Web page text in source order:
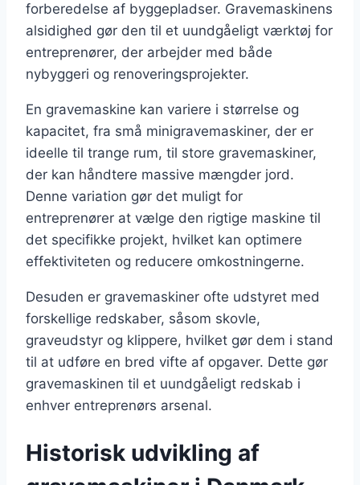
forberedelse af byggepladser. Gravemaskinens
alsidighed gør den til et uundgåeligt værktøj for
entreprenører, der arbejder med både
nybyggeri og renoveringsprojekter.
En gravemaskine kan variere i størrelse og
kapacitet, fra små minigravemaskiner, der er
ideelle til trange rum, til store gravemaskiner,
der kan håndtere massive mængder jord.
Denne variation gør det muligt for
entreprenører at vælge den rigtige maskine til
det specifikke projekt, hvilket kan optimere
effektiviteten og reducere omkostningerne.
Desuden er gravemaskiner ofte udstyret med
forskellige redskaber, såsom skovle,
graveudstyr og klippere, hvilket gør dem i stand
til at udføre en bred vifte af opgaver. Dette gør
gravemaskinen til et uundgåeligt redskab i
enhver entreprenørs arsenal.
Historisk udvikling af